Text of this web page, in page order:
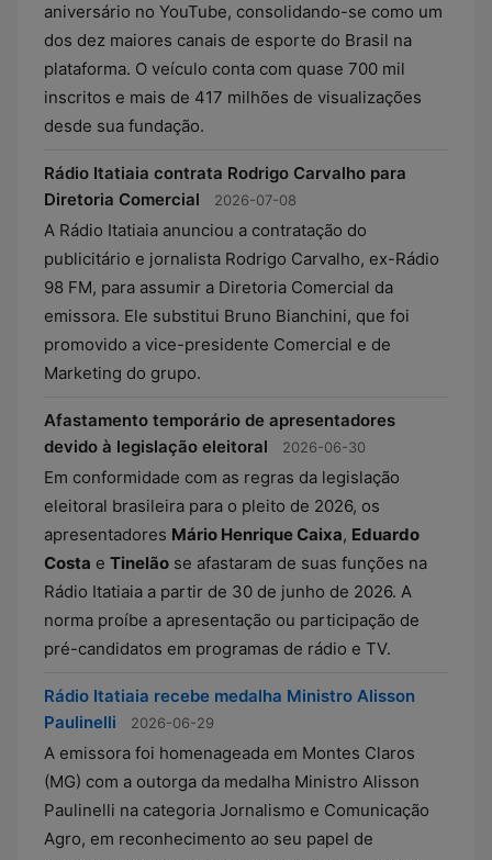
aniversário no YouTube, consolidando-se como um
dos dez maiores canais de esporte do Brasil na
plataforma. O veículo conta com quase 700 mil
inscritos e mais de 417 milhões de visualizações
desde sua fundação.
Rádio Itatiaia contrata Rodrigo Carvalho para
Diretoria Comercial
2026-07-08
A Rádio Itatiaia anunciou a contratação do
publicitário e jornalista Rodrigo Carvalho, ex-Rádio
98 FM, para assumir a Diretoria Comercial da
emissora. Ele substitui Bruno Bianchini, que foi
promovido a vice-presidente Comercial e de
Marketing do grupo.
Afastamento temporário de apresentadores
devido à legislação eleitoral
2026-06-30
Em conformidade com as regras da legislação
eleitoral brasileira para o pleito de 2026, os
apresentadores Mário Henrique Caixa, Eduardo
Costa e Tinelão se afastaram de suas funções na
Rádio Itatiaia a partir de 30 de junho de 2026. A
norma proíbe a apresentação ou participação de
pré-candidatos em programas de rádio e TV.
Rádio Itatiaia recebe medalha Ministro Alisson
Paulinelli
2026-06-29
A emissora foi homenageada em Montes Claros
(MG) com a outorga da medalha Ministro Alisson
Paulinelli na categoria Jornalismo e Comunicação
Agro, em reconhecimento ao seu papel de